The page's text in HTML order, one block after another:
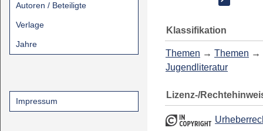
Autoren / Beteiligte
Verlage
Jahre
Impressum
Klassifikation
Themen → Themen →
Jugendliteratur
Lizenz-/